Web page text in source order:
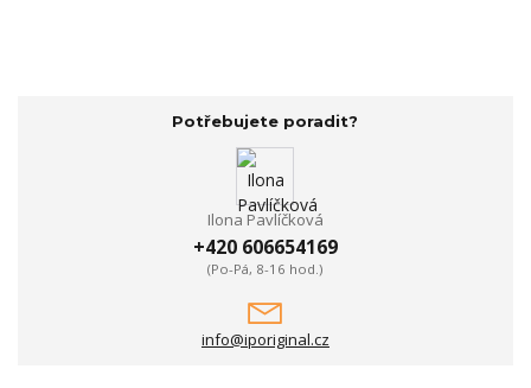
Potřebujete poradit?
Ilona Pavlíčková
+420 606654169
(Po-Pá, 8-16 hod.)
info@iporiginal.cz